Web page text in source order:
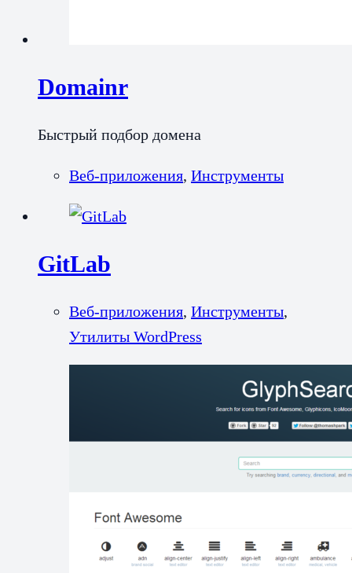
Domainr
Быстрый подбор домена
Веб-приложения, Инструменты
GitLab
Веб-приложения, Инструменты,
Утилиты WordPress